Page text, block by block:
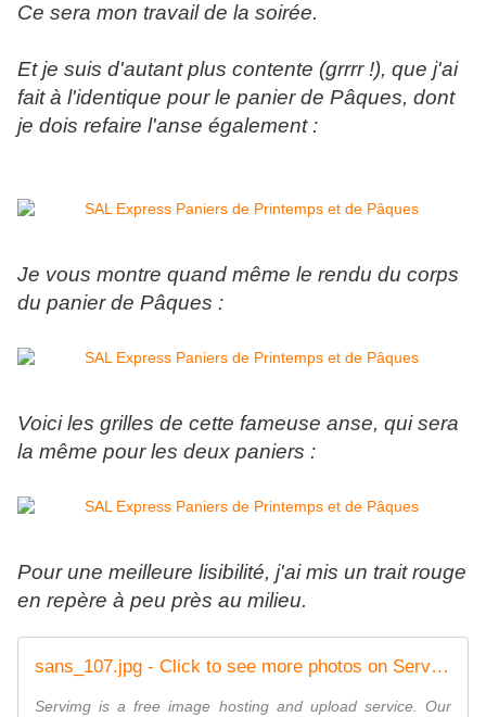
Ce sera mon travail de la soirée.
Et je suis d'autant plus contente (grrrr !), que j'ai
fait à l'identique pour le panier de Pâques, dont
je dois refaire l'anse également :
Je vous montre quand même le rendu du corps
du panier de Pâques :
Voici les grilles de cette fameuse anse, qui sera
la même pour les deux paniers :
Pour une meilleure lisibilité, j'ai mis un trait rouge
en repère à peu près au milieu.
sans_107.jpg - Click to see more photos on ServImg
Servimg is a free image hosting and upload service. Our